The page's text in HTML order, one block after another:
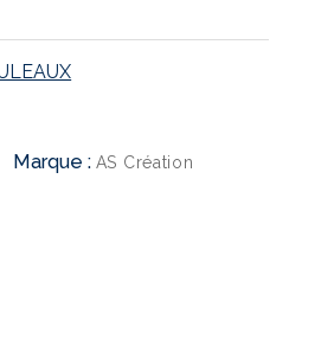
Marque : AS Création